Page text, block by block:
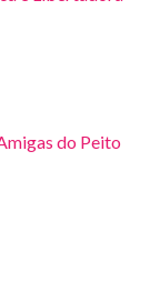
do Peito